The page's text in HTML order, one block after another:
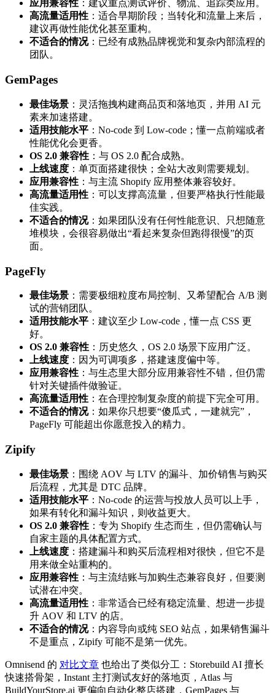
应用兼容性 ：建议重点测试评价、物流、追踪类应用。
高流量适用性 ：适合早期阶段；当转化和流量上来后，
建议再做性能优化甚至重构。
不适合的情况：已经有成熟品牌视觉和复杂内部流程的
团队。
GemPages
最佳场景 ：灵活拖拽构建商品页和落地页，并用 AI 元
素来加速搭建。
适用技能水平 ：No-code 到 Low-code；懂一点前端或者
性能优化会更香。
OS 2.0 兼容性 ：与 OS 2.0 配合成熟。
上线速度 ：单页面搭建很快；全站大改则需要规划。
应用兼容性 ：与主流 Shopify 应用整体兼容较好。
高流量适用性 ：可以支撑高流量，但要严格执行性能最
佳实践。
不适合的情况：如果团队没有任何性能意识、只想随意
堆模块，会很容易做出“看起来复杂但跑得很慢”的页
面。
PageFly
最佳场景 ：需要极细粒度布局控制、又希望配合 A/B 测
试的营销团队。
适用技能水平 ：建议至少 Low-code，懂一点 CSS 更
好。
OS 2.0 兼容性 ：历史悠久，OS 2.0 场景下应用广泛。
上线速度 ：因为可调项多，搭建速度偏中等。
应用兼容性 ：与生态里大部分应用兼容性不错，但仍需
针对关键插件做验证。
高流量适用性 ：在合理控制复杂度的前提下完全可用。
不适合的情况：如果你只想要“傻瓜式，一建就完”，
PageFly 可能超出你愿意投入的精力。
Zipify
最佳场景 ：围绕 AOV 与 LTV 的漏斗、加价销售与购买
后流程，尤其是 DTC 品牌。
适用技能水平 ：No-code 的运营与投放人员可以上手，
如果有转化和漏斗知识，则收益更大。
OS 2.0 兼容性 ：专为 Shopify 生态而生，但仍需确认与
自家主题的具体配置方式。
上线速度 ：搭建漏斗和购买后流程相对很快，但它不是
用来做全站重构的。
应用兼容性 ：与主流结账与加购生态兼容良好，但要测
试潜在冲突。
高流量适用性 ：非常适合已经有稳定流量、想进一步提
升 AOV 和 LTV 的店。
不适合的情况：内容导向或纯 SEO 站点，如果销售漏斗
不是重点，Zipify 可能不是第一优先。
Omnisend 的 对比文章 也给出了类似分工：Storebuild AI 擅长
快速搭骨架，Instant 主打测试友好的落地页，Atlas 与
BuildYourStore.ai 更偏向自动化整店搭建，GemPages 与